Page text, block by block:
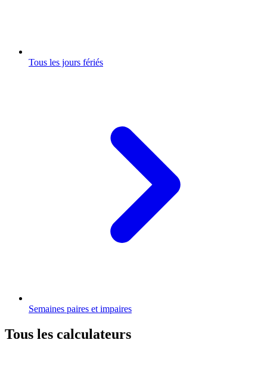
Tous les jours fériés
Semaines paires et impaires
Tous les calculateurs